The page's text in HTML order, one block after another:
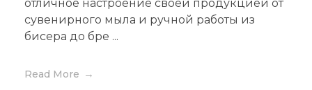
отличное настроение своей продукцией от
сувенирного мыла и ручной работы из
бисера до бре ...
Read More